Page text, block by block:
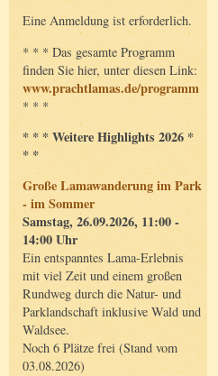
Eine Anmeldung ist erforderlich.
* * * Das gesamte Programm
finden Sie hier, unter diesen Link:
www.prachtlamas.de/programm
* * *
* * * Weitere Highlights 2026 *
* *
Große Lamawanderung im Park
- im Sommer
Samstag, 26.09.2026, 11:00 -
14:00 Uhr
Ein entspanntes Lama-Erlebnis
mit viel Zeit und einem großen
Rundweg durch die Natur- und
Parklandschaft inklusive Wald und
Waldsee.
Noch 6 Plätze frei (Stand vom
03.08.2026)